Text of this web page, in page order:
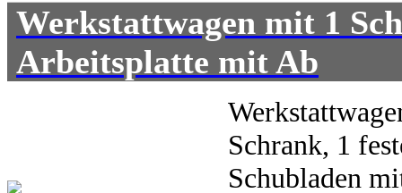
Werkstattwagen mit 1
Arbeitsplatte mit Ab
Schrank, 1
Schubladen